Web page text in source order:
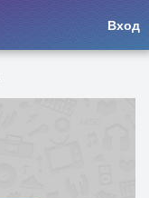
Вход